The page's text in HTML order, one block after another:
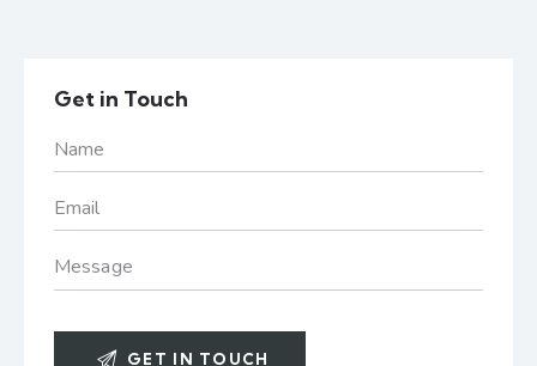
Get in Touch